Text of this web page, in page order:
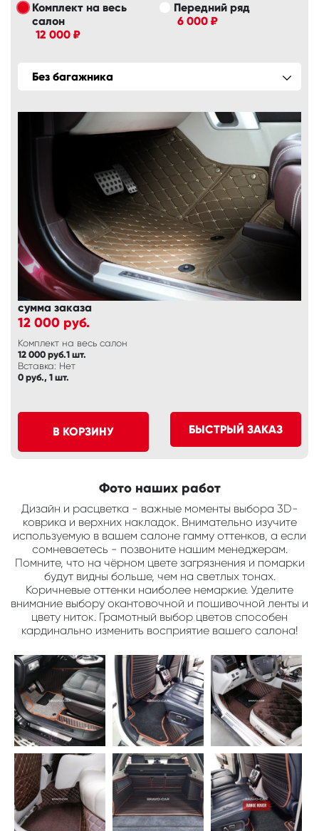
Комплект на весь
салон
12 000 ₽
Передний ряд
6 000 ₽
Без багажника
сумма заказа
12 000 руб.
Комплект на весь салон
12 000 руб.1 шт.
Вставка: Нет
0 руб., 1 шт.
В КОРЗИНУ БЫСТРЫЙ ЗАКАЗ
Фото наших работ
Дизайн и расцветка - важные моменты выбора 3D-
коврика и верхних накладок. Внимательно изучите
используемую в вашем салоне гамму оттенков, а если
сомневаетесь - позвоните нашим менеджерам.
Помните, что на чёрном цвете загрязнения и помарки
будут видны больше, чем на светлых тонах.
Коричневые оттенки наиболее немаркие. Уделите
внимание выбору окантовочной и пошивочной ленты и
цвету ниток. Грамотный выбор цветов способен
кардинально изменить восприятие вашего салона!